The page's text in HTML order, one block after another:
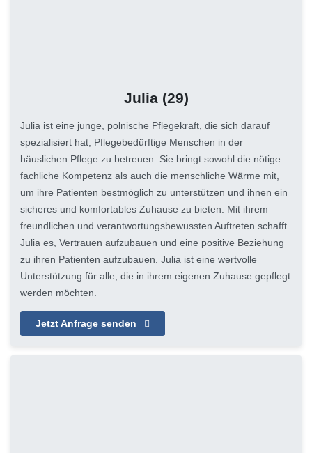
Julia (29)
Julia ist eine junge, polnische Pflegekraft, die sich darauf
spezialisiert hat, Pflegebedürftige Menschen in der
häuslichen Pflege zu betreuen. Sie bringt sowohl die nötige
fachliche Kompetenz als auch die menschliche Wärme mit,
um ihre Patienten bestmöglich zu unterstützen und ihnen ein
sicheres und komfortables Zuhause zu bieten. Mit ihrem
freundlichen und verantwortungsbewussten Auftreten schafft
Julia es, Vertrauen aufzubauen und eine positive Beziehung
zu ihren Patienten aufzubauen. Julia ist eine wertvolle
Unterstützung für alle, die in ihrem eigenen Zuhause gepflegt
werden möchten.
Jetzt Anfrage senden